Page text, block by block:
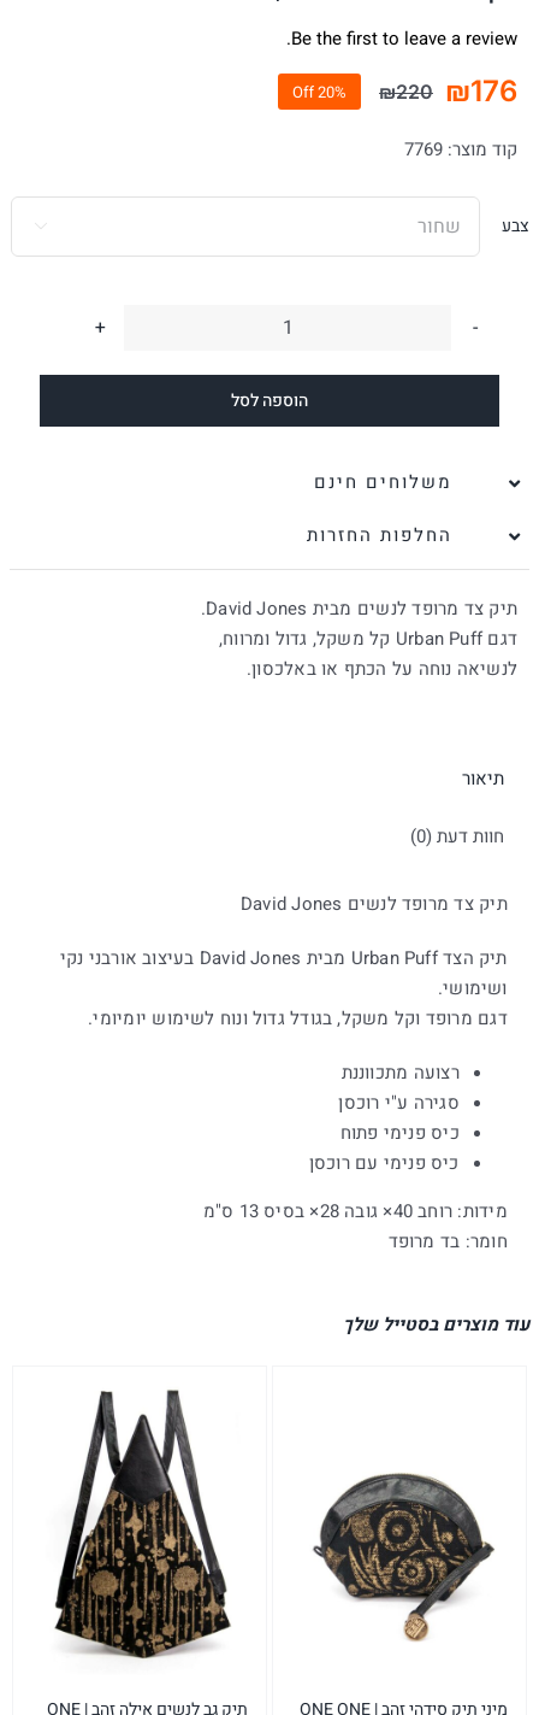
Be the first to leave a review.
₪220 המחיר
₪220.
₪176
המחיר
₪176.
20% Off
קוד מוצר: 7769
צבע 
כמות
של
תיק
David
Jones
הוספה לסל
משלוחים חינם
החלפות החזרות
תיק צד מרופד לנשים מבית David Jones.
דגם Urban Puff קל משקל, גדול ומרווח,
לנשיאה נוחה על הכתף או באלכסון.
תיאור
חוות דעת (0)
תיק צד מרופד לנשים David Jones
תיק הצד Urban Puff מבית David Jones בעיצוב אורבני נקי
ושימושי.
דגם מרופד וקל משקל, בגודל גדול ונוח לשימוש יומיומי.
רצועה מתכווננת
סגירה ע"י רוכסן
כיס פנימי פתוח
כיס פנימי עם רוכסן
מידות: רוחב 40× גובה 28× בסיס 13 ס"מ
חומר: בד מרופד
עוד מוצרים בסטייל שלך
מיני תיק סידהי זהב | ONE ONE
תיק גב לנשים אילה זהב | ONE